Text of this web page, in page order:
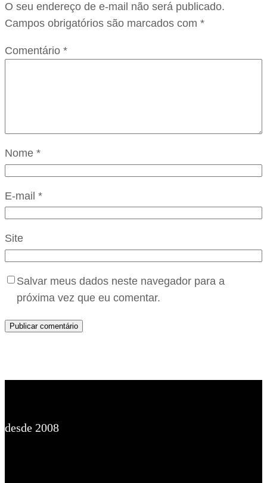
O seu endereço de e-mail não será publicado.
Campos obrigatórios são marcados com *
Comentário *
Nome *
E-mail *
Site
Salvar meus dados neste navegador para a
próxima vez que eu comentar.
desde 2008